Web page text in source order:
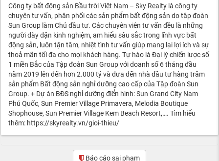
Công ty bất động sản Bầu trời Việt Nam – Sky Realty là công ty
chuyên tư vấn, phân phối các sản phẩm bất động sản do tập đoàn
Sun Group làm Chủ đầu tư. Các chuyên viên tư vấn đều là những
người dày dặn kinh nghiệm, am hiểu sâu sắc trong lĩnh vực bất
động sản, luôn tận tâm, nhiệt tình tư vấn giúp mang lại lợi ích và sự
thoả mãn tối đa cho mọi khách hàng. Tự hào là Đại lý chiến lược số
1 miền Bắc của Tập đoàn Sun Group với doanh số 6 tháng đầu
năm 2019 lên đến hơn 2.000 tỷ và đưa đến nhà đầu tư hàng trăm
sản phẩm Bất động sản nghỉ dưỡng cao cấp của Tập đoàn Sun
Group. + Dự án BĐS nghỉ dưỡng điển hình: Sun Grand City Nam
Phú Quốc, Sun Premier Village Primavera, Melodia Boutique
Shophouse, Sun Premier Village Kem Beach Resort,…. Tìm hiểu
thêm: https://skyrealty.vn/gioi-thieu/
Báo cáo sai phạm